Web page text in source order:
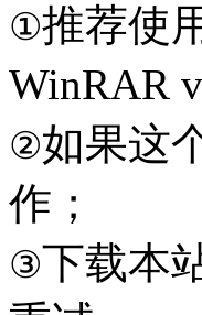
①推荐使
WinRAR
②如果这
作；
③下载本